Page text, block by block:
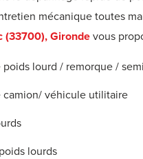
mécanique toutes
(33700), Girondevous
lourd / remorque /
camion/ véhicule utilitaire
lourds